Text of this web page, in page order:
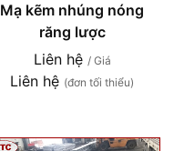
Mạ kẽm nhúng nóng
răng lược
Liên hệ / Giá
Liên hệ (đơn tối thiểu)